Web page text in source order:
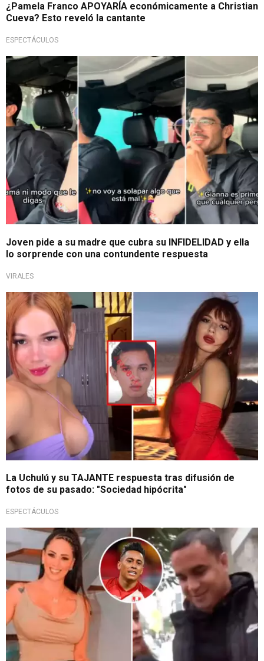
¿Pamela Franco APOYARÍA económicamente a Christian
Cueva? Esto reveló la cantante
ESPECTÁCULOS
¿Le ayudó?
Joven pide a su madre que cubra su INFIDELIDAD y ella
lo sorprende con una contundente respuesta
VIRALES
Orgullosa de sí misma
La Uchulú y su TAJANTE respuesta tras difusión de
fotos de su pasado: "Sociedad hipócrita"
ESPECTÁCULOS
¿El incondicional?